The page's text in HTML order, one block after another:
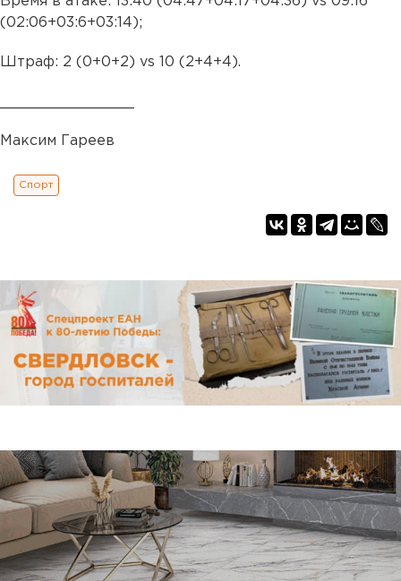
(02:06+03:6+03:14);
Штраф: 2 (0+0+2) vs 10 (2+4+4).
Максим Гареев
Спорт